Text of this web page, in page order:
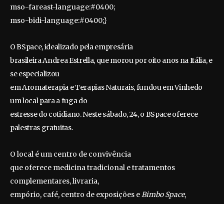
mso-fareast-language:#0400;
mso-bidi-language:#0400;}
O BSpace, idealizado pela empresária
brasileira Andrea Estrella, que morou por oito anos na Itália, e
se especializou
em Aromaterapia e Terapias Naturais, fundou em Vinhedo
um local para a fuga do
estresse do cotidiano. Neste sábado, 24, o BSpace oferece
palestras gratuitas.
O local é um centro de convivência
que oferece medicina tradicional e tratamentos
complementares, livraria,
empório, café, centro de exposições eBimbo Space,